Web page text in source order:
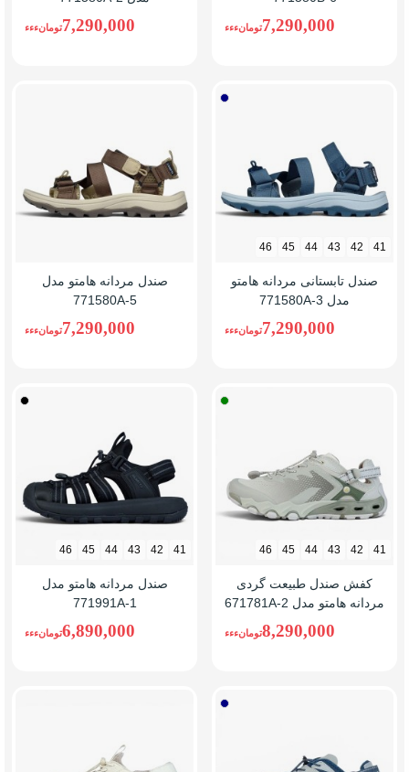
7,290,000تومانءءء 7,290,000تومانءءء
طوسی/
41
42
43
44
45
46
صندل تابستانی مردانه هامتو
مدل 771580A-3
7,290,000تومانءءء
صندل مردانه هامتو مدل
771580A-5
7,290,000تومانءءء
طوسی/
41
42
43
44
45
46
کفش صندل طبیعت گردی
مردانه هامتو مدل 671781A-2
8,290,000تومانءءء
41
42
43
44
45
46
صندل مردانه هامتو مدل
771991A-1
6,890,000تومانءءء
طوسی/